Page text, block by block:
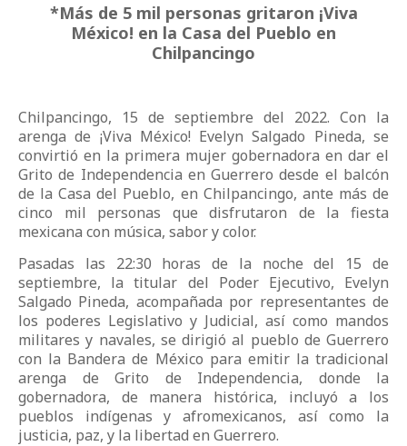
*Más de 5 mil personas gritaron ¡Viva
México! en la Casa del Pueblo en
Chilpancingo
Chilpancingo, 15 de septiembre del 2022. Con la
arenga de ¡Viva México! Evelyn Salgado Pineda, se
convirtió en la primera mujer gobernadora en dar el
Grito de Independencia en Guerrero desde el balcón
de la Casa del Pueblo, en Chilpancingo, ante más de
cinco mil personas que disfrutaron de la fiesta
mexicana con música, sabor y color.
Pasadas las 22:30 horas de la noche del 15 de
septiembre, la titular del Poder Ejecutivo, Evelyn
Salgado Pineda, acompañada por representantes de
los poderes Legislativo y Judicial, así como mandos
militares y navales, se dirigió al pueblo de Guerrero
con la Bandera de México para emitir la tradicional
arenga de Grito de Independencia, donde la
gobernadora, de manera histórica, incluyó a los
pueblos indígenas y afromexicanos, así como la
justicia, paz, y la libertad en Guerrero.